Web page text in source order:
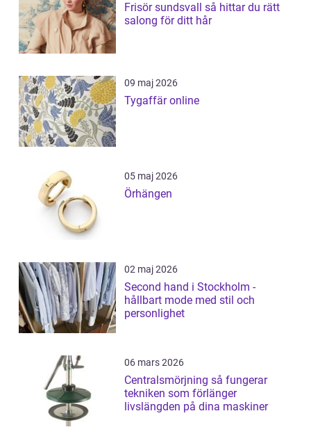
Frisör sundsvall så hittar du rätt
salong för ditt hår
09 maj 2026
Tygaffär online
05 maj 2026
Örhängen
02 maj 2026
Second hand i Stockholm -
hållbart mode med stil och
personlighet
06 mars 2026
Centralsmörjning så fungerar
tekniken som förlänger
livslängden på dina maskiner